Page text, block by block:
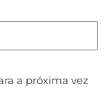
a próxima vez